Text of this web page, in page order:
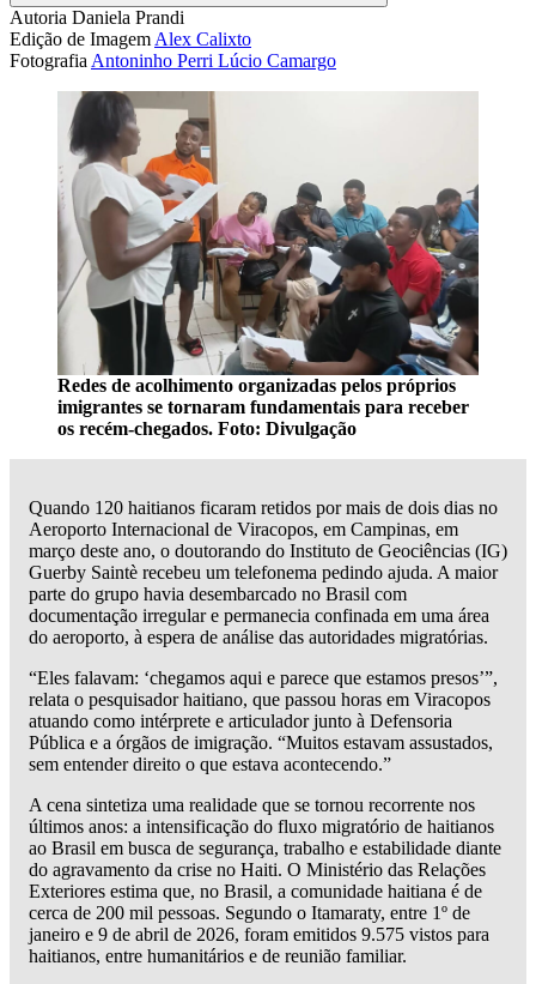
Compartilhar
Autoria Daniela Prandi
Edição de Imagem Alex Calixto
Fotografia Antoninho Perri Lúcio Camargo
Redes de acolhimento organizadas pelos próprios
imigrantes se tornaram fundamentais para receber
os recém-chegados. Foto: Divulgação
Quando 120 haitianos ficaram retidos por mais de dois dias no
Aeroporto Internacional de Viracopos, em Campinas, em
março deste ano, o doutorando do Instituto de Geociências (IG)
Guerby Saintè recebeu um telefonema pedindo ajuda. A maior
parte do grupo havia desembarcado no Brasil com
documentação irregular e permanecia confinada em uma área
do aeroporto, à espera de análise das autoridades migratórias.
“Eles falavam: ‘chegamos aqui e parece que estamos presos’”,
relata o pesquisador haitiano, que passou horas em Viracopos
atuando como intérprete e articulador junto à Defensoria
Pública e a órgãos de imigração. “Muitos estavam assustados,
sem entender direito o que estava acontecendo.”
A cena sintetiza uma realidade que se tornou recorrente nos
últimos anos: a intensificação do fluxo migratório de haitianos
ao Brasil em busca de segurança, trabalho e estabilidade diante
do agravamento da crise no Haiti. O Ministério das Relações
Exteriores estima que, no Brasil, a comunidade haitiana é de
cerca de 200 mil pessoas. Segundo o Itamaraty, entre 1º de
janeiro e 9 de abril de 2026, foram emitidos 9.575 vistos para
haitianos, entre humanitários e de reunião familiar.